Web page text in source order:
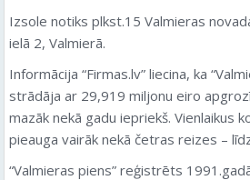
Izsole notiks plkst.15 Valmieras
ielā 2, Valmierā.
Informācija “Firmas.lv” liecina, ka
strādāja ar 29,919 miljonu eiro
mazāk nekā gadu iepriekš. Vienlaikus
pieauga vairāk nekā četras reizes –
“Valmieras piens” reģistrēts